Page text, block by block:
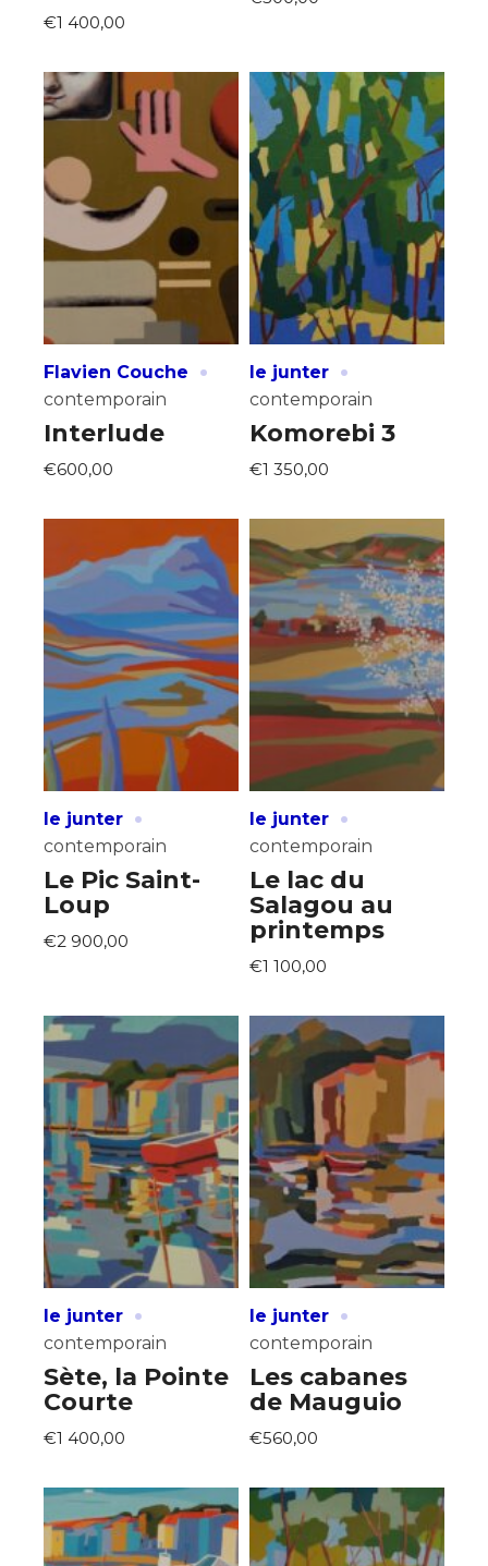
Statut / Organisation
J'accepte lestermes et conditions
* Champ obligatoire
€1 400,00
Flavien Couche ·
contemporain
Interlude
€600,00
le junter ·
contemporain
Komorebi 3
€1 350,00
le junter ·
contemporain
Le Pic Saint-
Loup
€2 900,00
le junter ·
contemporain
Le lac du
Salagou au
printemps
€1 100,00
le junter ·
contemporain
Sète, la Pointe
Courte
€1 400,00
le junter ·
contemporain
Les cabanes
de Mauguio
€560,00